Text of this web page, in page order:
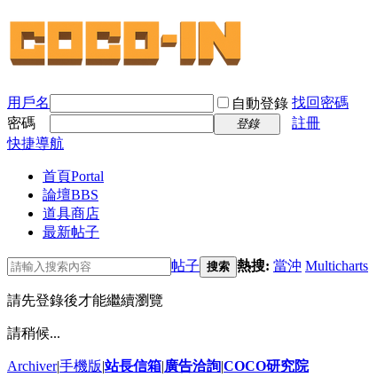
用戶名 自動登錄 找回密碼
密碼
登錄
註冊
快捷導航
首頁Portal
論壇BBS
道具商店
最新帖子
帖子 搜索 熱搜: 當沖 Multicharts
請先登錄後才能繼續瀏覽
請稍候...
Archiver|手機版|站長信箱|廣告洽詢|COCO研究院